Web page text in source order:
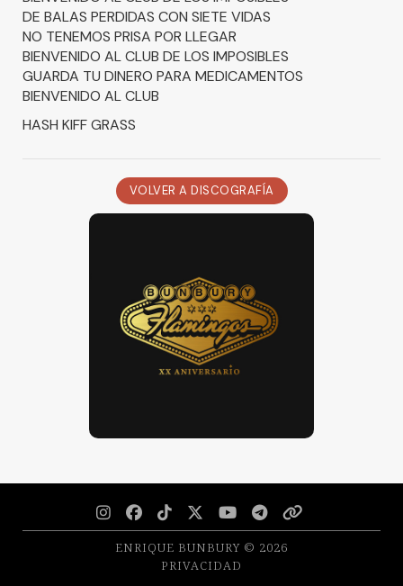
DE BALAS PERDIDAS CON SIETE VIDAS
NO TENEMOS PRISA POR LLEGAR
BIENVENIDO AL CLUB DE LOS IMPOSIBLES
GUARDA TU DINERO PARA MEDICAMENTOS
BIENVENIDO AL CLUB
HASH KIFF GRASS
VOLVER A DISCOGRAFÍA
      
ENRIQUE BUNBURY © 2026
PRIVACIDAD